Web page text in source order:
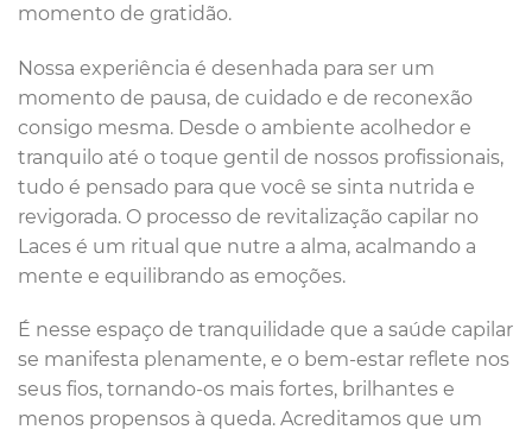
momento de gratidão.
Nossa experiência é desenhada para ser um
momento de pausa, de cuidado e de reconexão
consigo mesma. Desde o ambiente acolhedor e
tranquilo até o toque gentil de nossos profissionais,
tudo é pensado para que você se sinta nutrida e
revigorada. O processo de revitalização capilar no
Laces é um ritual que nutre a alma, acalmando a
mente e equilibrando as emoções.
É nesse espaço de tranquilidade que a saúde capilar
se manifesta plenamente, e o bem-estar reflete nos
seus fios, tornando-os mais fortes, brilhantes e
menos propensos à queda. Acreditamos que um